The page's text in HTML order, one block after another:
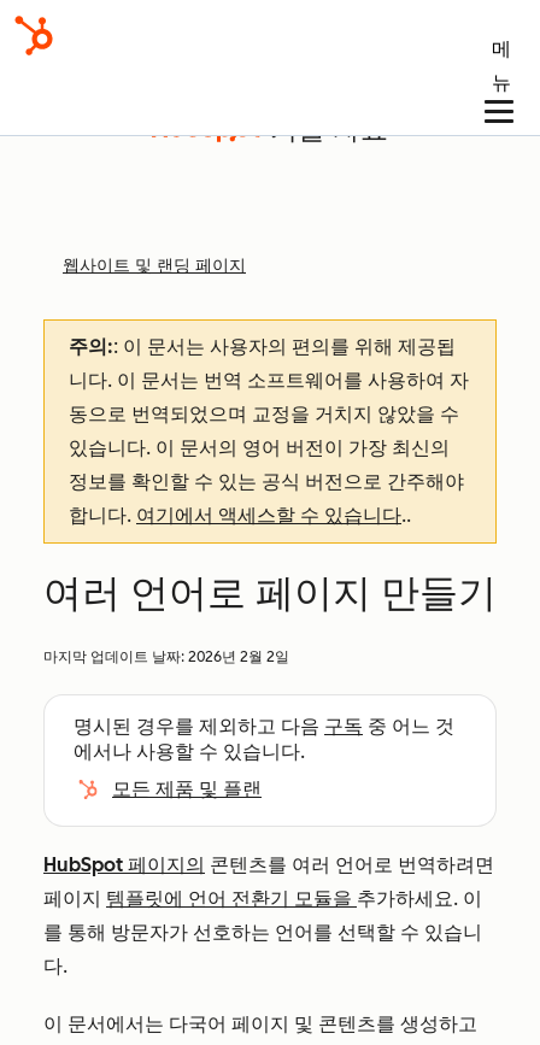
메
뉴
기술 자료
웹사이트 및 랜딩 페이지
주의:: 이 문서는 사용자의 편의를 위해 제공됩
니다. 이 문서는 번역 소프트웨어를 사용하여 자
동으로 번역되었으며 교정을 거치지 않았을 수
있습니다. 이 문서의 영어 버전이 가장 최신의
정보를 확인할 수 있는 공식 버전으로 간주해야
합니다. 여기에서 액세스할 수 있습니다..
여러 언어로 페이지 만들기
마지막 업데이트 날짜: 2026년 2월 2일
명시된 경우를 제외하고 다음 구독 중 어느 것
에서나 사용할 수 있습니다.
모든 제품 및 플랜
HubSpot 페이지의 콘텐츠를 여러 언어로 번역하려면
페이지 템플릿에 언어 전환기 모듈을 추가하세요. 이
를 통해 방문자가 선호하는 언어를 선택할 수 있습니
다.
이 문서에서는 다국어 페이지 및 콘텐츠를 생성하고